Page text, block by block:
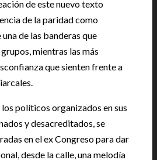
de este nuevo texto
de la paridad como
de las banderas que
mientras las más
que sienten frente a
políticos organizados en sus
y desacreditados, se
en el ex Congreso para dar
desde la calle, una melodía